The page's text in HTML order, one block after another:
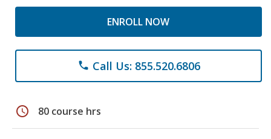
ENROLL NOW
phone Call Us: 855.520.6806
schedule 80 course hrs